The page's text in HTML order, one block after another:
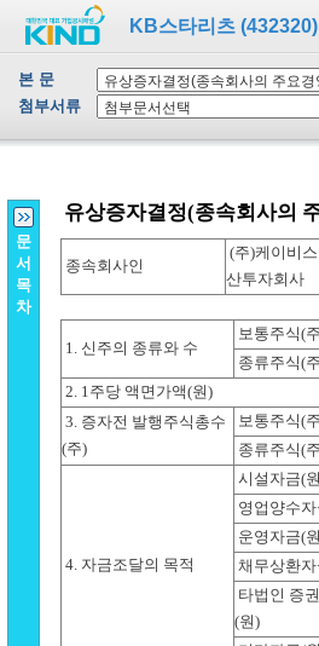
KB스타리츠 (432320)
본 문
첨부서류
문
서
목
차